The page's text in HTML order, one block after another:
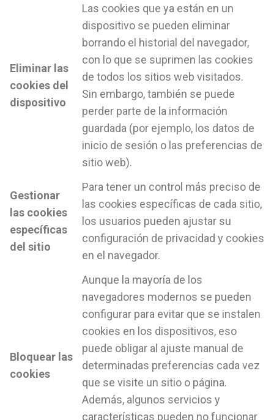
Eliminar las
cookies del
dispositivo
Las cookies que ya están en un
dispositivo se pueden eliminar
borrando el historial del navegador,
con lo que se suprimen las cookies
de todos los sitios web visitados.
Sin embargo, también se puede
perder parte de la información
guardada (por ejemplo, los datos de
inicio de sesión o las preferencias de
sitio web).
Gestionar
las cookies
específicas
del sitio
Para tener un control más preciso de
las cookies específicas de cada sitio,
los usuarios pueden ajustar su
configuración de privacidad y cookies
en el navegador.
Bloquear las
cookies
Aunque la mayoría de los
navegadores modernos se pueden
configurar para evitar que se instalen
cookies en los dispositivos, eso
puede obligar al ajuste manual de
determinadas preferencias cada vez
que se visite un sitio o página.
Además, algunos servicios y
características pueden no funcionar